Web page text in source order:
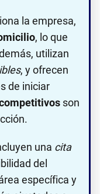
la empresa,
, lo que
utilizan
, y ofrecen
de iniciar
son
una cita
del
específica y